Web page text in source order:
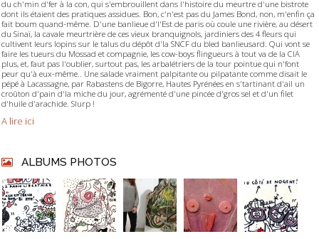
du ch'min d'fer à la con, qui s'embrouillent dans l'histoire du meurtre d'une bistrote
dont ils étaient des pratiques assidues. Bon, c'n'est pas du James Bond, non, m'enfin ça
fait boum quand-même. D'une banlieue d'l'Est de paris où coule une rivière, au désert
du Sinaï, la cavale meurtrière de ces vieux branquignols, jardiniers des 4 fleurs qui
cultivent leurs lopins sur le talus du dépôt d'la SNCF du bled banlieusard. Qui vont se
faire les tueurs du Mossad et compagnie, les cow-boys flingueurs à tout va de la CIA
plus, et, faut pas l'oublier, surtout pas, les arbalétriers de la tour pointue qui n'font
peur qu'à eux-même.. Une salade vraiment palpitante ou pilpatante comme disait le
pépé à Lacassagne, par Rabastens de Bigorre, Hautes Pyrénées en s'tartinant d'ail un
croûton d'pain d'la miche du jour, agrémenté d'une pincée d'gros sel et d'un filet
d'huile d'arachide. Slurp !
A lire ici
ALBUMS PHOTOS